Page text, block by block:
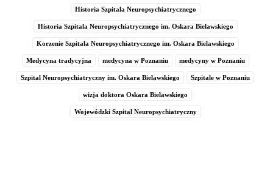
Historia Szpitala Neuropsychiatrycznego
Historia Szpitala Neuropsychiatrycznego im. Oskara Bielawskiego
Korzenie Szpitala Neuropsychiatrycznego im. Oskara Bielawskiego
Medycyna tradycyjna medycyna w Poznaniu medycyny w Poznaniu
Szpital Neuropsychiatryczny im. Oskara Bielawskiego Szpitale w Poznaniu
wizja doktora Oskara Bielawskiego
Wojewódzki Szpital Neuropsychiatryczny